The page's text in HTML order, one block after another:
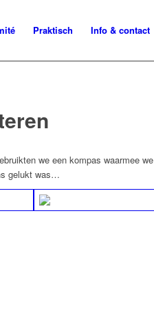
Praktisch Info & contact
we een kompas waarmee we
gelukt was…